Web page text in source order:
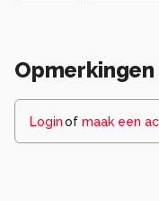
Opmerkingen
Loginof maak een